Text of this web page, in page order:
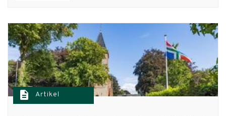
description Artikel